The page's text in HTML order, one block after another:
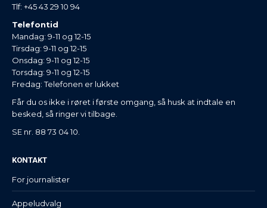
Tlf: +45 43 29 10 94
Telefontid
Mandag: 9-11 og 12-15
Tirsdag: 9-11 og 12-15
Onsdag: 9-11 og 12-15
Torsdag: 9-11 og 12-15
Fredag: Telefonen er lukket
Får du os ikke i røret i første omgang, så husk at indtale en
besked, så ringer vi tilbage.
SE nr. 88 73 04 10.
KONTAKT
For journalister
Appeludvalg